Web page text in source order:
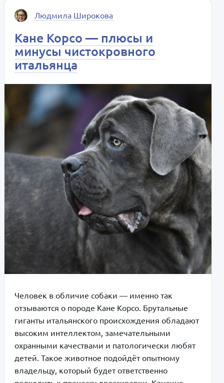
Людмила Широкова
Кане Корсо — плюсы и
минусы чистокровного
итальянца
Человек в обличие собаки — именно так
отзываются о породе Кане Корсо. Брутальные
гиганты итальянского происхождения обладают
высоким интеллектом, замечательными
охранными качествами и патологически любят
детей. Такое животное подойдёт опытному
владельцу, который будет ответственно